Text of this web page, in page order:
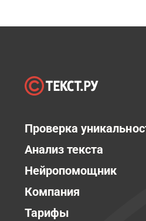
Проверка
Анализ текста
Нейропомощник
Компания
Тарифы